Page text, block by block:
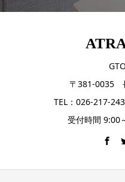
〒381-0035
TEL：026-217-
受付時間 9:00